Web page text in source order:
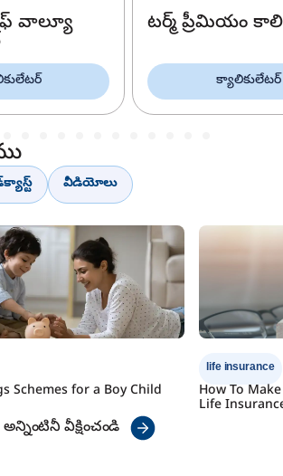
వాల్యూ టర్మ్ ప్రీమియం
క్యాలికులేటర్
వీడియోలు
Schemes for a Boy Child
life insurance
How To
Life
అన్నింటినీ వీక్షించండి